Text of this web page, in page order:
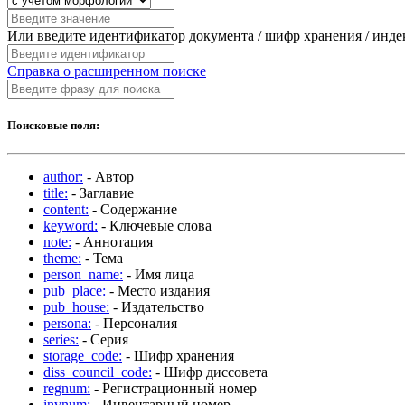
Или введите идентификатор документа / шифр хранения /
Справка о расширенном поиске
Поисковые поля:
author: - Автор
title: - Заглавие
content: - Содержание
keyword: - Ключевые слова
note: - Аннотация
theme: - Тема
person_name: - Имя лица
pub_place: - Место издания
pub_house: - Издательство
persona: - Персоналия
series: - Серия
storage_code: - Шифр хранения
diss_council_code: - Шифр диссовета
regnum: - Регистрационный номер